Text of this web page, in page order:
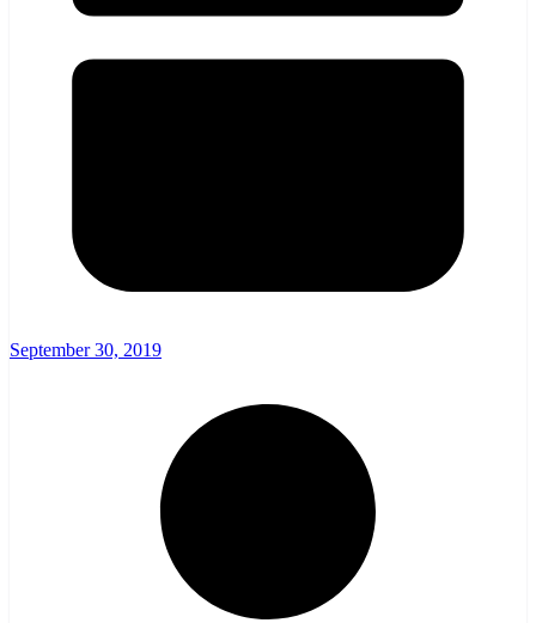
September 30, 2019